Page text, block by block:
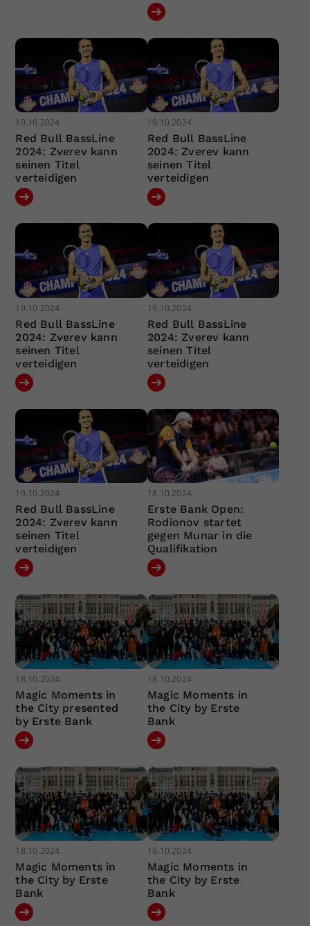
19.10.2024
Red Bull BassLine
2024: Zverev kann
seinen Titel
verteidigen
19.10.2024
Red Bull BassLine
2024: Zverev kann
seinen Titel
verteidigen
19.10.2024
Red Bull BassLine
2024: Zverev kann
seinen Titel
verteidigen
19.10.2024
Red Bull BassLine
2024: Zverev kann
seinen Titel
verteidigen
19.10.2024
Red Bull BassLine
2024: Zverev kann
seinen Titel
verteidigen
18.10.2024
Erste Bank Open:
Rodionov startet
gegen Munar in die
Qualifikation
18.10.2024
Magic Moments in
the City presented
by Erste Bank
18.10.2024
Magic Moments in
the City by Erste
Bank
18.10.2024
Magic Moments in
the City by Erste
Bank
18.10.2024
Magic Moments in
the City by Erste
Bank